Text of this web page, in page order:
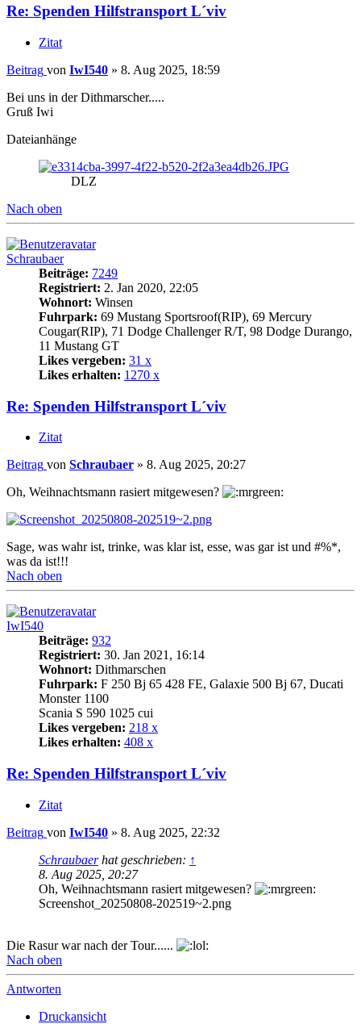
Re: Spenden Hilfstransport L´viv
Zitat
Beitrag von IwI540 » 8. Aug 2025, 18:59
Bei uns in der Dithmarscher.....
Gruß Iwi
Dateianhänge
DLZ
Nach oben
Schraubaer
Beiträge: 7249
Registriert: 2. Jan 2020, 22:05
Wohnort: Winsen
Fuhrpark: 69 Mustang Sportsroof(RIP), 69 Mercury
Cougar(RIP), 71 Dodge Challenger R/T, 98 Dodge Durango,
11 Mustang GT
Likes vergeben: 31 x
Likes erhalten: 1270 x
Re: Spenden Hilfstransport L´viv
Zitat
Beitrag von Schraubaer » 8. Aug 2025, 20:27
Oh, Weihnachtsmann rasiert mitgewesen?
Sage, was wahr ist, trinke, was klar ist, esse, was gar ist und #%*,
was da ist!!!
Nach oben
IwI540
Beiträge: 932
Registriert: 30. Jan 2021, 16:14
Wohnort: Dithmarschen
Fuhrpark: F 250 Bj 65 428 FE, Galaxie 500 Bj 67, Ducati
Monster 1100
Scania S 590 1025 cui
Likes vergeben: 218 x
Likes erhalten: 408 x
Re: Spenden Hilfstransport L´viv
Zitat
Beitrag von IwI540 » 8. Aug 2025, 22:32
Schraubaerhat geschrieben: ↑
8. Aug 2025, 20:27
Oh, Weihnachtsmann rasiert mitgewesen?
Screenshot_20250808-202519~2.png
Die Rasur war nach der Tour......
Nach oben
Antworten
Druckansicht